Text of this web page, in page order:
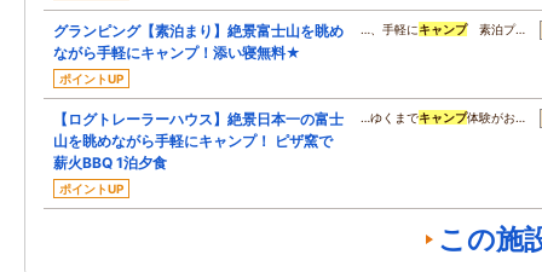
グランピング【素泊まり】絶景富士山を眺め
ながら手軽にキャンプ！添い寝無料★
ポイントUP
…、手軽にキャンプ素泊プ…
【ログトレーラーハウス】絶景日本一の富士
山を眺めながら手軽にキャンプ！ ピザ窯で
薪火BBQ 1泊夕食
ポイントUP
…ゆくまでキャンプ体験がお…
この施